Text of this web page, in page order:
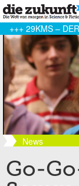
+++ 29KMS –
News
Go-